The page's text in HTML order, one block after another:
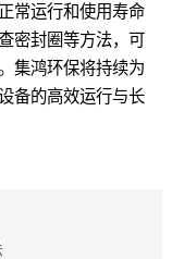
常运行和使用寿命
密封圈等方法，可
集鸿环保将持续为
备的高效运行与长